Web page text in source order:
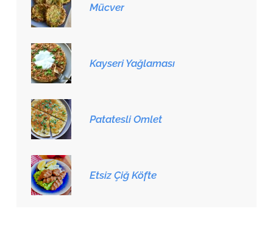
Mücver
Kayseri Yağlaması
Patatesli Omlet
Etsiz Çiğ Köfte